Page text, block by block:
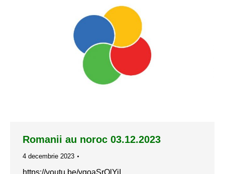
Romanii au noroc 03.12.2023
4 decembrie 2023
https://youtu.be/ygoaSrQlYiI